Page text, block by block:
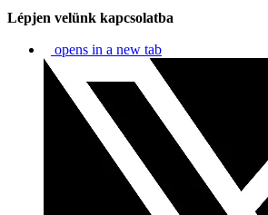
Lépjen velünk kapcsolatba
opens in a new tab